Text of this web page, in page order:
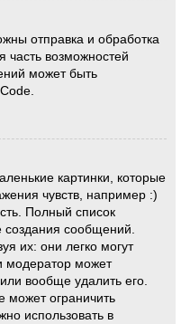
отправка и обработка
возможностей
может быть
картинки, которые
чувств, например :)
Полный список
сообщений.
их: они легко могут
модератор может
вообще удалить его.
может ограничить
использовать в